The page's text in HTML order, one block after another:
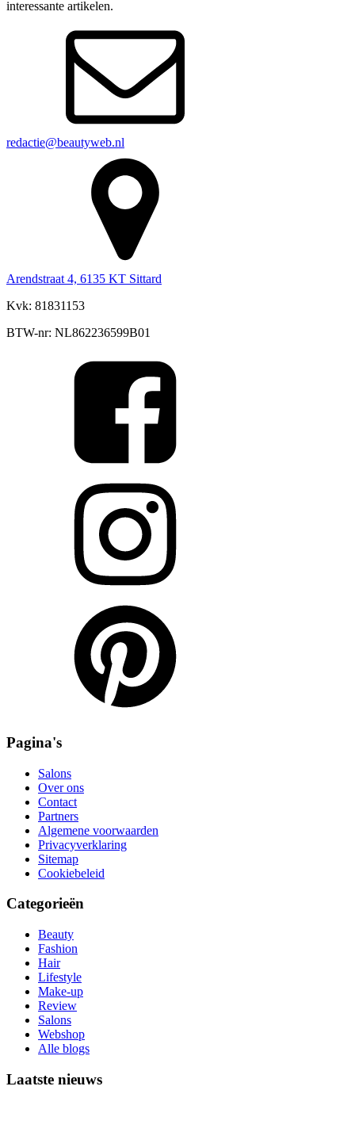
interessante artikelen.
redactie@beautyweb.nl
Arendstraat 4, 6135 KT Sittard
Kvk: 81831153
BTW-nr: NL862236599B01
Pagina's
Salons
Over ons
Contact
Partners
Algemene voorwaarden
Privacyverklaring
Sitemap
Cookiebeleid
Categorieën
Beauty
Fashion
Hair
Lifestyle
Make-up
Review
Salons
Webshop
Alle blogs
Laatste nieuws